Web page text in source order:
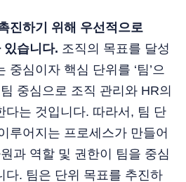
진하기 위해 우선적으로
있습니다. 조직의 목표를 달성
중심이자 핵심 단위를 ‘팀’으
중심으로 조직 관리와 HR의
다는 것입니다. 따라서, 팀 단
루어지는 프로세스가 만들어
과 역할 및 권한이 팀을 중심
다. 팀은 단위 목표를 추진하